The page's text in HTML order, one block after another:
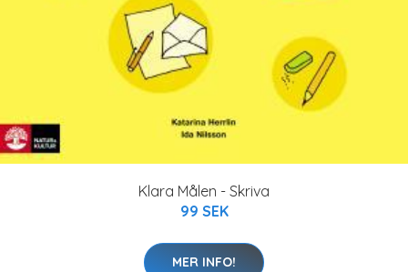
Klara Målen - Skriva
99 SEK
MER INFO!